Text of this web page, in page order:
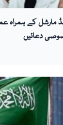
مارشل کے ہمراہ
دعائیں